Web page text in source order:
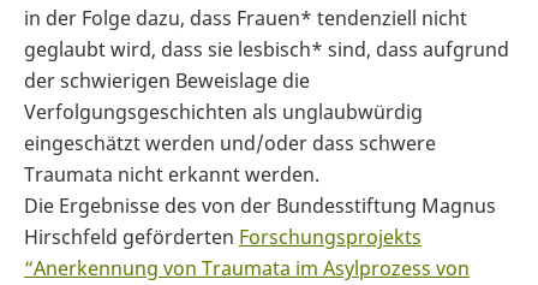
in der Folge dazu, dass Frauen* tendenziell nicht
geglaubt wird, dass sie lesbisch* sind, dass aufgrund
der schwierigen Beweislage die
Verfolgungsgeschichten als unglaubwürdig
eingeschätzt werden und/oder dass schwere
Traumata nicht erkannt werden.
Die Ergebnisse des von der Bundesstiftung Magnus
Hirschfeld geförderten Forschungsprojekts
“Anerkennung von Traumata im Asylprozess von